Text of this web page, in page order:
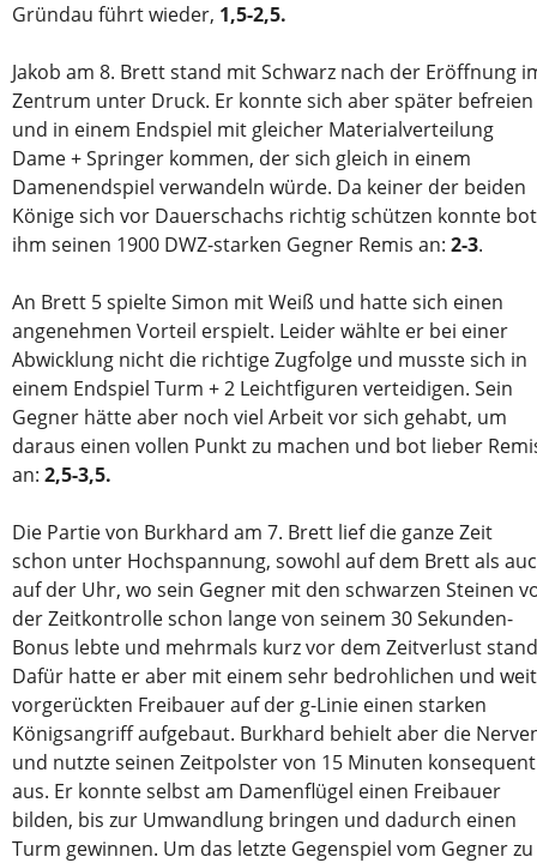
Gründau führt wieder, 1,5-2,5.
Jakob am 8. Brett stand mit Schwarz nach der Eröffnung
Zentrum unter Druck. Er konnte sich aber später befreien
und in einem Endspiel mit gleicher Materialverteilung
Dame + Springer kommen, der sich gleich in einem
Damenendspiel verwandeln würde. Da keiner der beiden
Könige sich vor Dauerschachs richtig schützen konnte bot
ihm seinen 1900 DWZ-starken Gegner Remis an: 2-3.
An Brett 5 spielte Simon mit Weiß und hatte sich einen
angenehmen Vorteil erspielt. Leider wählte er bei einer
Abwicklung nicht die richtige Zugfolge und musste sich in
einem Endspiel Turm + 2 Leichtfiguren verteidigen. Sein
Gegner hätte aber noch viel Arbeit vor sich gehabt, um
daraus einen vollen Punkt zu machen und bot lieber
an: 2,5-3,5.
Die Partie von Burkhard am 7. Brett lief die ganze Zeit
schon unter Hochspannung, sowohl auf dem Brett als
auf der Uhr, wo sein Gegner mit den schwarzen Steinen
der Zeitkontrolle schon lange von seinem 30 Sekunden-
Bonus lebte und mehrmals kurz vor dem Zeitverlust
Dafür hatte er aber mit einem sehr bedrohlichen und weit
vorgerückten Freibauer auf der g-Linie einen starken
Königsangriff aufgebaut. Burkhard behielt aber die
und nutzte seinen Zeitpolster von 15 Minuten konsequent
aus. Er konnte selbst am Damenflügel einen Freibauer
bilden, bis zur Umwandlung bringen und dadurch einen
Turm gewinnen. Um das letzte Gegenspiel vom Gegner zu